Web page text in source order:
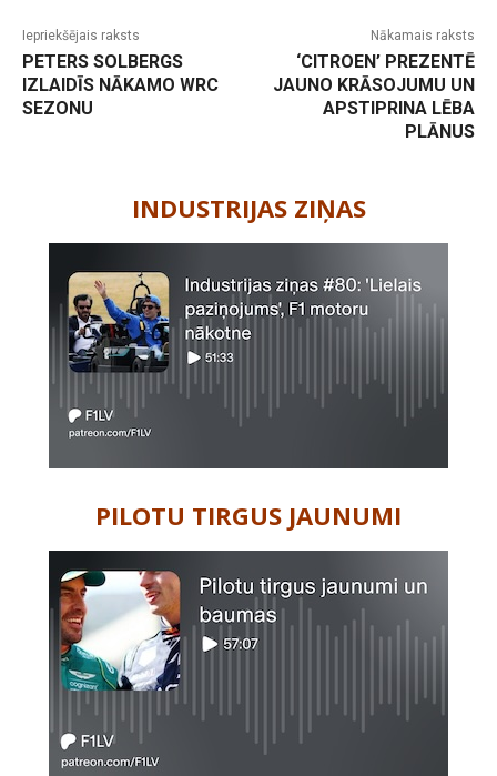
Iepriekšējais raksts
PETERS SOLBERGS
IZLAIDĪS NĀKAMO WRC
SEZONU
Nākamais raksts
‘CITROEN’ PREZENTĒ
JAUNO KRĀSOJUMU UN
APSTIPRINA LĒBA
PLĀNUS
INDUSTRIJAS ZIŅAS
PILOTU TIRGUS JAUNUMI